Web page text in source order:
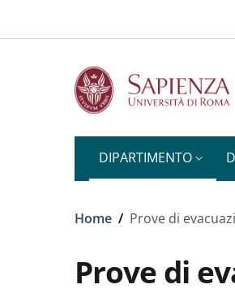
DIPARTIMENTO
Briciole di pane
Home / Prove di
Prove di